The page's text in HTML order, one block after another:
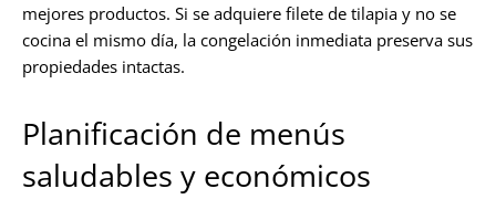
mejores productos. Si se adquiere filete de tilapia y no se
cocina el mismo día, la congelación inmediata preserva sus
propiedades intactas.
Planificación de menús
saludables y económicos